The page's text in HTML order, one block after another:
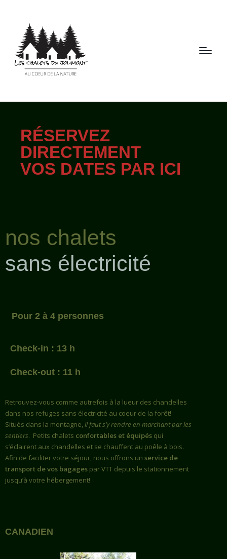
RÉSERVEZ
DIRECTEMENT
VOS DATES PAR ICI
nos chalets
sans électricité
Pour 2 à 4 personnes
Check-in : 13 h
Check-out : 11 h
Retrouvez-vous comme autrefois à la lueur des chandelles
dans nos refuges sans électricité au coeur de la forêt!
Situés dans la montagne,il faut s’y rendre en marchant par les
sentiers. Petits chalets confortables et équipés qui
s’éclairent aux chandelles et se chauffent au poêle à bois.
Afin de faciliter votre séjour, nous offrons un service de
transport de vos bagages par VTT depuis le stationnement
jusqu’à votre hébergement!
CANADIEN